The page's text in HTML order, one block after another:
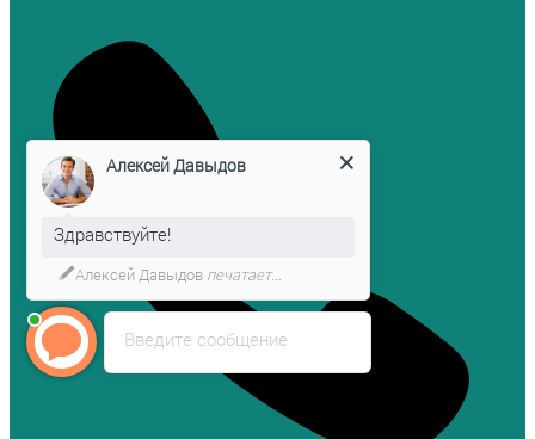
Введите сообщение
Алексей Давыдов
Здравствуйте!
Алексей Давыдов печатает...